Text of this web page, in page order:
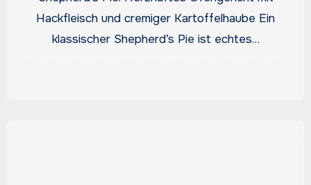
Hackfleisch und cremiger Kartoffelhaube Ein
klassischer Shepherd’s Pie ist echtes…